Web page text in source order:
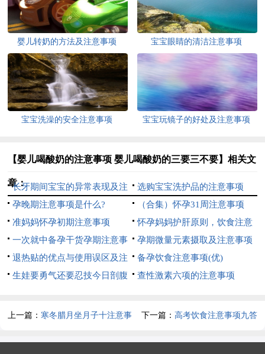
婴儿转奶的方法及注意事项 宝宝眼睛的清洁注意事项
宝宝洗澡的安全注意事项 宝宝玩镜子的好处及注意事项
【婴儿喝酸奶的注意事项 婴儿喝酸奶的三要三不要】相关文
章：
长牙期间宝宝的异常表现及注
意事项
选购宝宝洗护品的注意事项
孕晚期注意事项是什么?
（合集）怀孕31周注意事项
准妈妈怀孕初期注意事项
怀孕妈妈护肝原则，饮食注意
事项
一次就中备孕干货孕期注意事
项
孕期微量元素摄取及注意事项
退热贴的优点与使用误区及注
意事项
备孕饮食注意事项(优)
生娃要勇气还要忍技今日剖腹
查性激素六项的注意事项
上一篇：寒冬腊月坐月子十注意事 下一篇： 高考饮食注意事项九答